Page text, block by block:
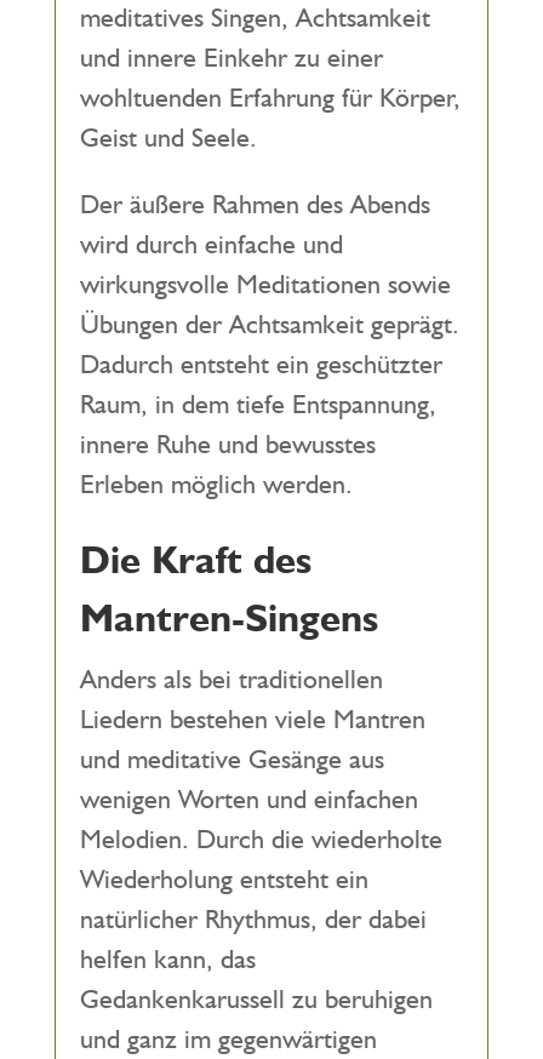
meditatives Singen, Achtsamkeit
und innere Einkehr zu einer
wohltuenden Erfahrung für Körper,
Geist und Seele.
Der äußere Rahmen des Abends
wird durch einfache und
wirkungsvolle Meditationen sowie
Übungen der Achtsamkeit geprägt.
Dadurch entsteht ein geschützter
Raum, in dem tiefe Entspannung,
innere Ruhe und bewusstes
Erleben möglich werden.
Die Kraft des
Mantren-Singens
Anders als bei traditionellen
Liedern bestehen viele Mantren
und meditative Gesänge aus
wenigen Worten und einfachen
Melodien. Durch die wiederholte
Wiederholung entsteht ein
natürlicher Rhythmus, der dabei
helfen kann, das
Gedankenkarussell zu beruhigen
und ganz im gegenwärtigen